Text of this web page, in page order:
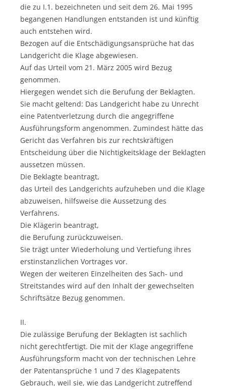
die zu I.1. bezeichneten und seit dem 26. Mai 1995
begangenen Handlungen entstanden ist und künftig
auch entstehen wird.
Bezogen auf die Entschädigungsansprüche hat das
Landgericht die Klage abgewiesen.
Auf das Urteil vom 21. März 2005 wird Bezug
genommen.
Hiergegen wendet sich die Berufung der Beklagten.
Sie macht geltend: Das Landgericht habe zu Unrecht
eine Patentverletzung durch die angegriffene
Ausführungsform angenommen. Zumindest hätte das
Gericht das Verfahren bis zur rechtskräftigen
Entscheidung über die Nichtigkeitsklage der Beklagten
aussetzen müssen.
Die Beklagte beantragt,
das Urteil des Landgerichts aufzuheben und die Klage
abzuweisen, hilfsweise die Aussetzung des
Verfahrens.
Die Klägerin beantragt,
die Berufung zurückzuweisen.
Sie trägt unter Wiederholung und Vertiefung ihres
erstinstanzlichen Vortrages vor.
Wegen der weiteren Einzelheiten des Sach- und
Streitstandes wird auf den Inhalt der gewechselten
Schriftsätze Bezug genommen.
II.
Die zulässige Berufung der Beklagten ist sachlich
nicht gerechtfertigt. Die mit der Klage angegriffene
Ausführungsform macht von der technischen Lehre
der Patentansprüche 1 und 7 des Klagepatents
Gebrauch, weil sie, wie das Landgericht zutreffend